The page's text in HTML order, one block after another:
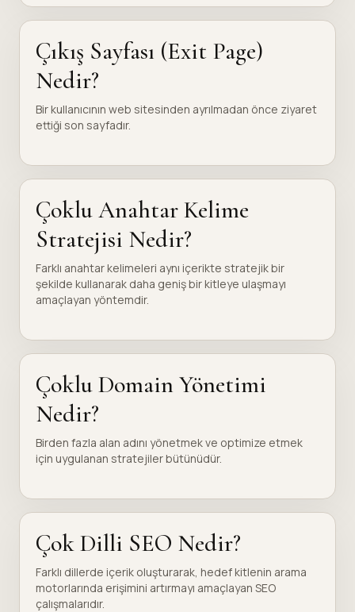
Çıkış Sayfası (Exit Page)
Nedir?
Bir kullanıcının web sitesinden ayrılmadan önce ziyaret
ettiği son sayfadır.
Çoklu Anahtar Kelime
Stratejisi Nedir?
Farklı anahtar kelimeleri aynı içerikte stratejik bir
şekilde kullanarak daha geniş bir kitleye ulaşmayı
amaçlayan yöntemdir.
Çoklu Domain Yönetimi
Nedir?
Birden fazla alan adını yönetmek ve optimize etmek
için uygulanan stratejiler bütünüdür.
Çok Dilli SEO Nedir?
Farklı dillerde içerik oluşturarak, hedef kitlenin arama
motorlarında erişimini artırmayı amaçlayan SEO
çalışmalarıdır.